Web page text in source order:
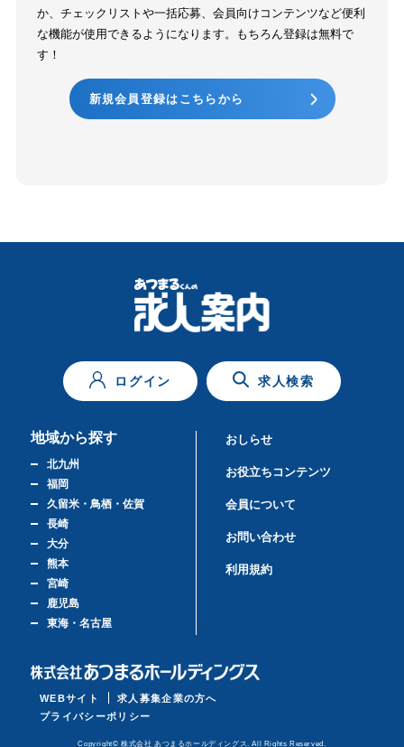
か、チェックリストや一括応募、会員向けコンテンツなど便利
な機能が使用できるようになります。もちろん登録は無料で
す！
新規会員登録はこちらから
ログイン 求人検索
地域から探す
北九州
福岡
久留米・鳥栖・佐賀
長崎
大分
熊本
宮崎
鹿児島
東海・名古屋
おしらせ
お役立ちコンテンツ
会員について
お問い合わせ
利用規約
WEBサイト
求人募集企業の方へ
プライバシーポリシー
Copyright© 株式会社 あつまるホールディングス. All Rights Reserved.